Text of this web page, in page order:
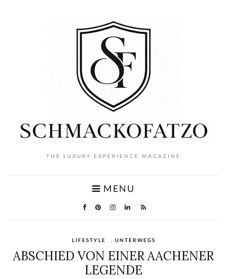
THE LUXURY EXPERIENCE MAGAZINE
MENU
LIFESTYLE UNTERWEGS
ABSCHIED VON EINER AACHENER
LEGENDE